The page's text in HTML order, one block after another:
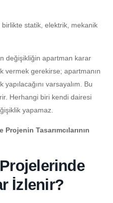
statik, elektrik, mekanik
değişikliğin apartman karar
vermek gerekirse; apartmanın
varsayalım. Bu
Herhangi biri kendi dairesi
yapamaz.
Tasarımcılarının
İzlenir?